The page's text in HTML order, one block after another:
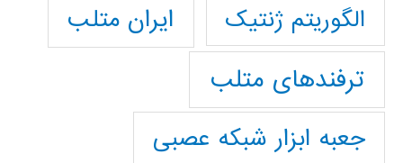
الگوریتم ژنتیک
ایران متلب
ترفندهای متلب
جعبه ابزار شبکه عصبی